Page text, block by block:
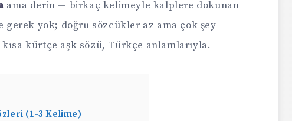
ama derin — birkaç kelimeyle kalplere dokunan
gerek yok; doğru sözcükler az ama çok şey
kısa kürtçe aşk sözü, Türkçe anlamlarıyla.
(1-3 Kelime)